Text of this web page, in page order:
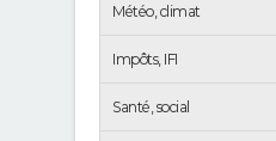
Météo, climat
Impôts, IFI
Santé, social